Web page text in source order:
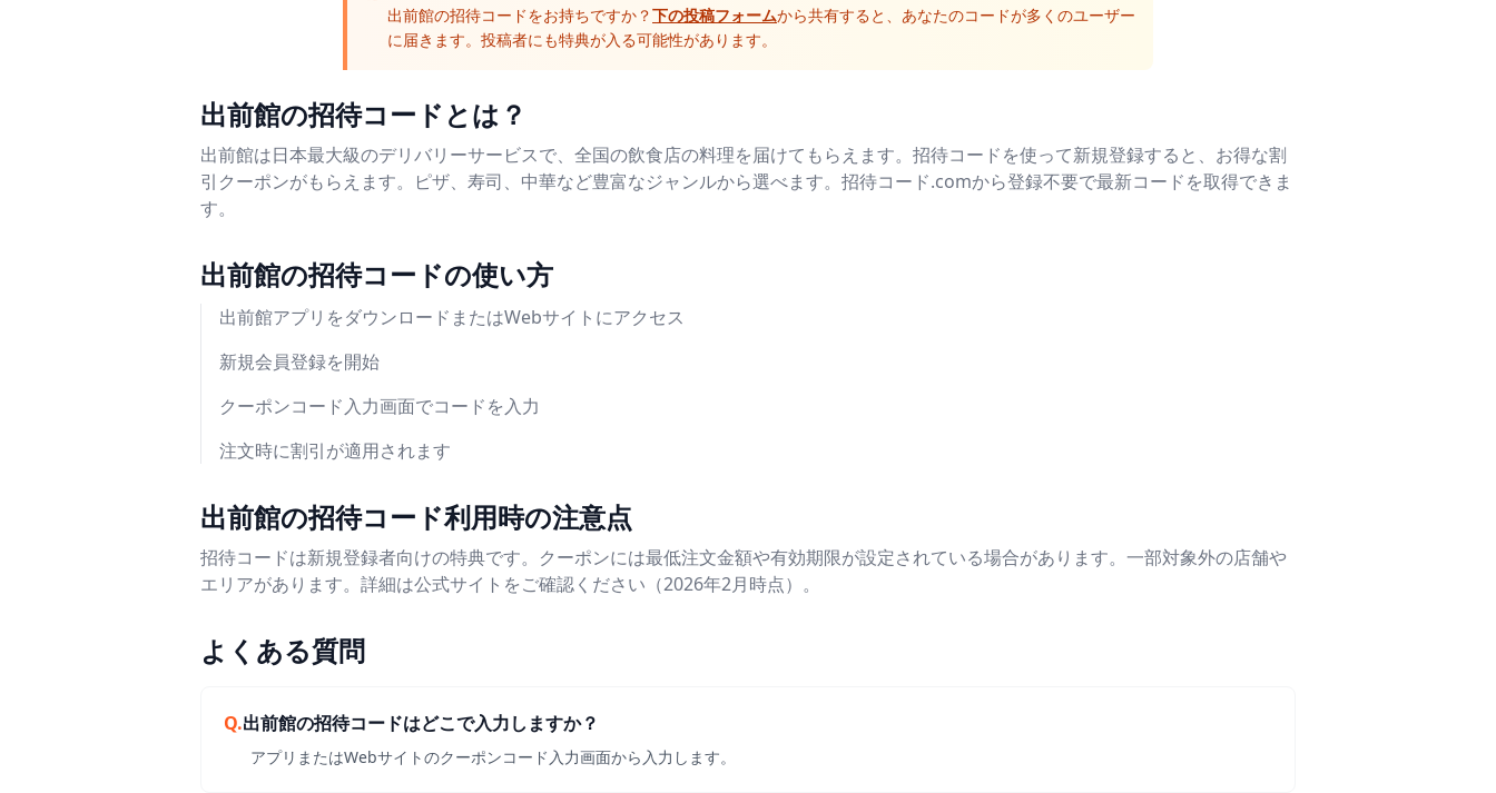
出前館の招待コードをお持ちですか？下の投稿フォームから共有すると、あなたのコードが多くのユーザー
に届きます。投稿者にも特典が入る可能性があります。
出前館の招待コードとは？
出前館は日本最大級のデリバリーサービスで、全国の飲食店の料理を届けてもらえます。招待コードを使って新規登録すると、お得な割
引クーポンがもらえます。ピザ、寿司、中華など豊富なジャンルから選べます。招待コード.comから登録不要で最新コードを取得できま
す。
出前館の招待コードの使い方
出前館アプリをダウンロードまたはWebサイトにアクセス
新規会員登録を開始
クーポンコード入力画面でコードを入力
注文時に割引が適用されます
出前館の招待コード利用時の注意点
招待コードは新規登録者向けの特典です。クーポンには最低注文金額や有効期限が設定されている場合があります。一部対象外の店舗や
エリアがあります。詳細は公式サイトをご確認ください（2026年2月時点）。
よくある質問
Q.出前館の招待コードはどこで入力しますか？
アプリまたはWebサイトのクーポンコード入力画面から入力します。